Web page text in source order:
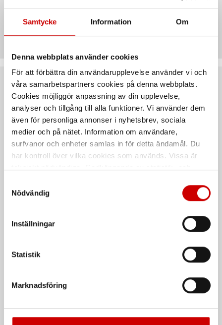
Samtycke Information Om
Denna webbplats använder cookies
För att förbättra din användarupplevelse använder vi och
våra samarbetspartners cookies på denna webbplats.
Cookies möjliggör anpassning av din upplevelse,
analyser och tillgång till alla funktioner. Vi använder dem
även för personliga annonser i nyhetsbrev, sociala
medier och på nätet. Information om användare,
surfvanor och enheter samlas in för detta ändamål. Du
har kontroll över vilka cookies som används. Vissa är
länder utanför EU med olika dataskyddsnormer. Genom
att godkänna samtycker du till sådana överföringar. Läs
Nödvändig
Inställningar
Statistik
Marknadsföring
Artiklar
Rekommenderat baserat på vald produkt
M6 50MM
Slipmaskin DMS 50
50 mm stödrondell